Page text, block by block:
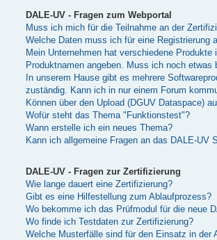
DALE-UV - Fragen zum Webportal
Muss ich mich für die Teilnahme an der
Welche Daten muss ich für eine Registrierung
Mein Unternehmen hat verschiedene
Produktnamen angeben. Muss ich noch etwas
In unserem Hause gibt es mehrere
zuständig. Kann ich in nur einem Forum
Können über den Upload (DGUV Dataspace)
Wofür steht das Thema "Funktionstest"?
Wann erstelle ich ein neues Thema?
Kann ich allgemeine Fragen an das DALE-UV
DALE-UV - Fragen zur Zertifizierung
Wie lange dauert eine Zertifizierung?
Gibt es eine Hilfestellung zum Ablaufprozess?
Wo bekomme ich das Prüfmodul für die neue
Wo finde ich Testdaten zur Zertifizierung?
Welche Musterfälle sind für den Einsatz in der